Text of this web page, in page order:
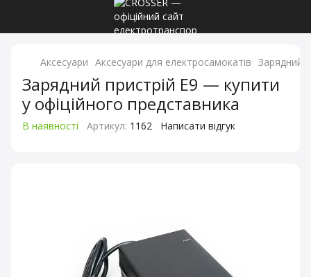
Аксесуари Аксесуари для електросамокатів Зарядний
Зарядний пристрій E9 — купити
у офіційного представника
В наявності Артикул: 1162 Написати відгук